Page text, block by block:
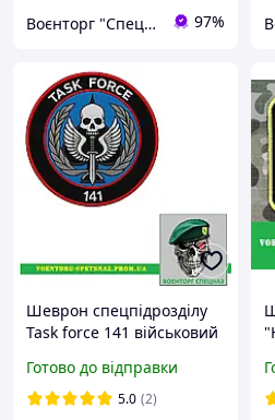
Воєнторг "Спецназ" - найкращий український військовий магазин — виробник! 97%
Шеврон спецпідрозділу
Task force 141 військовий
будь-який шеврон!
Готово до відправки
5.0 (2)